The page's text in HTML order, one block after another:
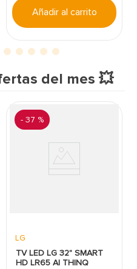
Añadir al carrito
del mes 💥
- 37 %
LG
TV LED LG 32" SMART
HD LR65 AI THINQ